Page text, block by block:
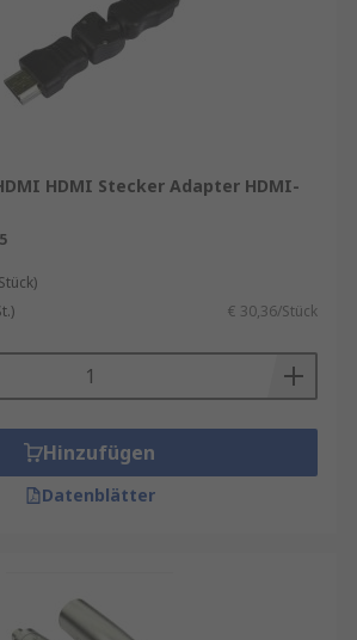
HDMI Stecker Adapter HDMI-
€ 30,36/Stück
Hinzufügen
Datenblätter